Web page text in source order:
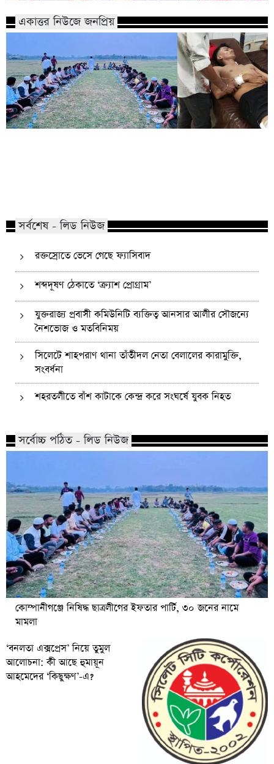
একাত্তর নিউজে জনপ্রিয়
সর্বশেষ - লিড নিউজ
রক্তস্রোতে ভেসে গেছে ফ্যাসিবাদ
শব্দদূষণ ঠেকাতে ‘ক্র্যাশ প্রোগ্রাম’
যুক্তরাজ্য প্রবাসী কমিউনিটি ব্যক্তিত্ব আনসার আলীর সৌজন্যে
নৈশভোজ ও মতবিনিময়
সিলেটে শাহপরাণ থানা তাঁতীদল নেতা বেলালের কারামুক্তি,
সংবর্ধনা
শহরতলীতে বাঁশ কাটাকে কেন্দ্র করে সংঘর্ষে যুবক নিহত
সর্বোচ্চ পঠিত - লিড নিউজ
কোম্পানীগঞ্জে নিষিদ্ধ ছাত্রলীগের ইফতার পার্টি, ৩০ জনের নামে
মামলা
‘বনলতা এক্সপ্রেস’ নিয়ে তুমুল
আলোচনা: কী আছে হুমায়ূন
আহমেদের ‘কিছুক্ষণ’-এ?